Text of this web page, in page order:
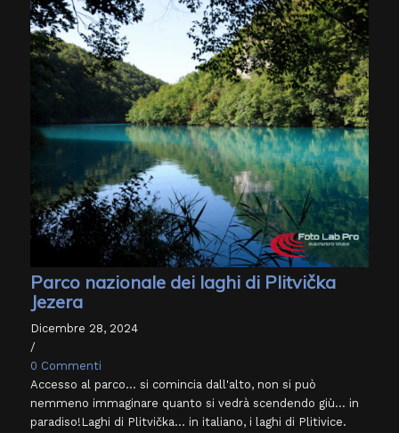
Parco nazionale dei laghi di Plitvička
Jezera
Dicembre 28, 2024
/
0 Commenti
Accesso al parco... si comincia dall'alto, non si può
nemmeno immaginare quanto si vedrà scendendo giù... in
paradiso!Laghi di Plitvička... in italiano, i laghi di Plitivice.